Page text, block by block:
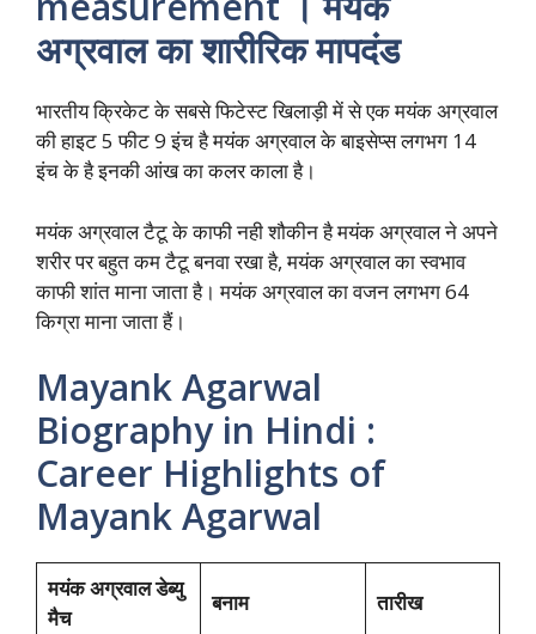
अग्रवाल का शारीरिक मापदंड
भारतीय क्रिकेट के सबसे फिटेस्ट खिलाड़ी में से एक मयंक अग्रवाल
की हाइट 5 फीट 9 इंच है मयंक अग्रवाल के बाइसेप्स लगभग 14
इंच के है इनकी आंख का कलर काला है।
मयंक अग्रवाल टैटू के काफी नही शौकीन है मयंक अग्रवाल ने अपने
शरीर पर बहुत कम टैटू बनवा रखा है, मयंक अग्रवाल का स्वभाव
काफी शांत माना जाता है। मयंक अग्रवाल का वजन लगभग 64
किग्रा माना जाता हैं।
Mayank Agarwal
Biography in Hindi :
Career Highlights of
Mayank Agarwal
मयंक अग्रवाल डेब्यु
मैच
बनाम तारीख